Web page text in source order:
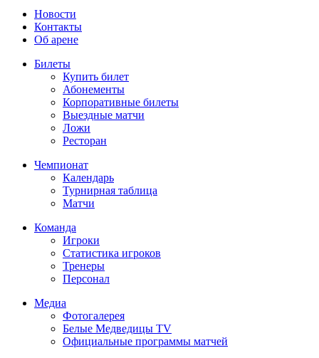
Новости
Контакты
Об арене
Билеты
Купить билет
Абонементы
Корпоративные билеты
Выездные матчи
Ложи
Ресторан
Чемпионат
Календарь
Турнирная таблица
Матчи
Команда
Игроки
Статистика игроков
Тренеры
Персонал
Медиа
Фотогалерея
Белые Медведицы TV
Официальные программы матчей